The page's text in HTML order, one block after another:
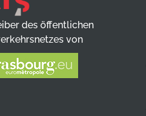
des öffentlichen
von